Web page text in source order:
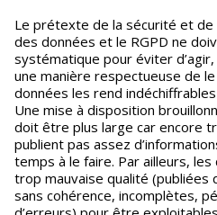
Le prétexte de la sécurité et
des données et le RGPD ne
systématique pour éviter
une manière respectueuse de
données les rend
Une mise à disposition
doit être plus large car encore
publient pas assez
temps à le faire. Par ailleurs,
trop mauvaise qualité (publiées
sans cohérence, incomplètes,